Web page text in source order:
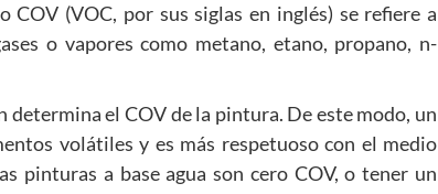
(VOC, por sus siglas en inglés) se refiere a
o vapores como metano, etano, propano, n-
el COV de la pintura. De este modo, un
volátiles y es más respetuoso con el medio
pinturas a base agua son cero COV, o tener un